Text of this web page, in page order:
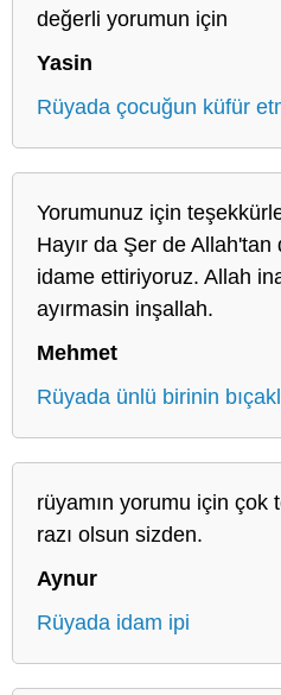
değerli yorumun için
Yasin
Rüyada çocuğun küfür
Yorumunuz için
Hayır da Şer de Allah'tan
idame ettiriyoruz. Allah
ayırmasin inşallah.
Mehmet
Rüyada ünlü birinin
rüyamın yorumu için çok
razı olsun sizden.
Aynur
Rüyada idam ipi